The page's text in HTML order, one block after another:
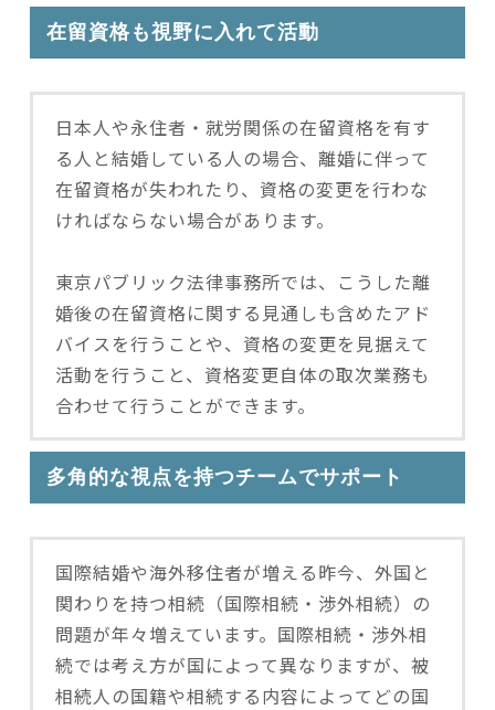
在留資格も視野に入れて活動
日本人や永住者・就労関係の在留資格を有す
る人と結婚している人の場合、離婚に伴って
在留資格が失われたり、資格の変更を行わな
ければならない場合があります。
東京パブリック法律事務所では、こうした離
婚後の在留資格に関する見通しも含めたアド
バイスを行うことや、資格の変更を見据えて
活動を行うこと、資格変更自体の取次業務も
合わせて行うことができます。
多角的な視点を持つチームでサポート
国際結婚や海外移住者が増える昨今、外国と
関わりを持つ相続（国際相続・渉外相続）の
問題が年々増えています。国際相続・渉外相
続では考え方が国によって異なりますが、被
相続人の国籍や相続する内容によってどの国